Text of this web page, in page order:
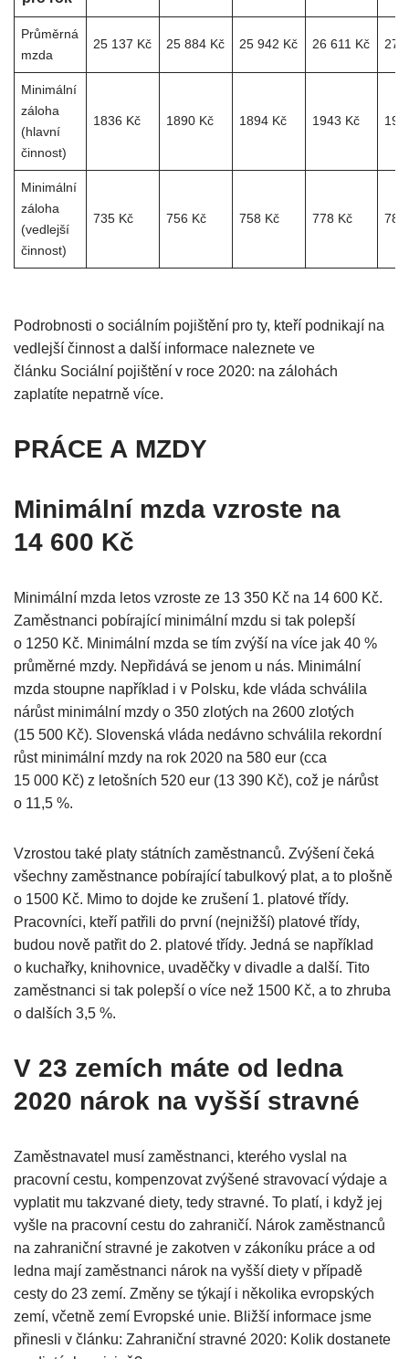
Průměrná
mzda
25 137 Kč 25 884 Kč 25 942 Kč 26 611 Kč 27
Minimální
záloha
(hlavní
činnost)
1836 Kč 1890 Kč 1894 Kč 1943 Kč
Minimální
záloha
(vedlejší
činnost)
735 Kč 756 Kč 758 Kč 778 Kč 789
Podrobnosti o sociálním pojištění pro ty, kteří podnikají na
vedlejší činnost a další informace naleznete ve
článku Sociální pojištění v roce 2020: na zálohách
zaplatíte nepatrně více.
PRÁCE A MZDY
Minimální mzda vzroste na
14 600 Kč
Minimální mzda letos vzroste ze 13 350 Kč na 14 600 Kč.
Zaměstnanci pobírající minimální mzdu si tak polepší
o 1250 Kč. Minimální mzda se tím zvýší na více jak 40 %
průměrné mzdy. Nepřidává se jenom u nás. Minimální
mzda stoupne například i v Polsku, kde vláda schválila
nárůst minimální mzdy o 350 zlotých na 2600 zlotých
(15 500 Kč). Slovenská vláda nedávno schválila rekordní
růst minimální mzdy na rok 2020 na 580 eur (cca
15 000 Kč) z letošních 520 eur (13 390 Kč), což je nárůst
o 11,5 %.
Vzrostou také platy státních zaměstnanců. Zvýšení čeká
všechny zaměstnance pobírající tabulkový plat, a to plošně
o 1500 Kč. Mimo to dojde ke zrušení 1. platové třídy.
Pracovníci, kteří patřili do první (nejnižší) platové třídy,
budou nově patřit do 2. platové třídy. Jedná se například
o kuchařky, knihovnice, uvaděčky v divadle a další. Tito
zaměstnanci si tak polepší o více než 1500 Kč, a to zhruba
o dalších 3,5 %.
V 23 zemích máte od ledna
2020 nárok na vyšší stravné
Zaměstnavatel musí zaměstnanci, kterého vyslal na
pracovní cestu, kompenzovat zvýšené stravovací výdaje a
vyplatit mu takzvané diety, tedy stravné. To platí, i když jej
vyšle na pracovní cestu do zahraničí. Nárok zaměstnanců
na zahraniční stravné je zakotven v zákoníku práce a od
ledna mají zaměstnanci nárok na vyšší diety v případě
cesty do 23 zemí. Změny se týkají i několika evropských
zemí, včetně zemí Evropské unie. Bližší informace jsme
přinesli v článku: Zahraniční stravné 2020: Kolik dostanete